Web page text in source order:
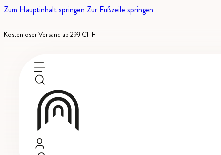
Zum Hauptinhalt springen Zur Fußzeile springen
Kostenloser Versand ab 299 CHF
Auf Bestellung erhältlich
Schaumwein
Schweizer Landwein
Bollicine · HC Ambrì